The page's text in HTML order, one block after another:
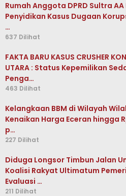
Rumah Anggota DPRD Sultra
Penyidikan Kasus Dugaan
…
637 Dilihat
FAKTA BARU KASUS CRUSHER
UTARA : Status Kepemilikan
Penga…
463 Dilihat
Kelangkaan BBM di Wilayah
Kenaikan Harga Eceran hingga
p…
227 Dilihat
Diduga Longsor Timbun Jalan
Koalisi Rakyat Ultimatum
Evaluasi …
211 Dilihat